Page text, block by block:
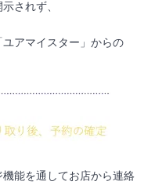
されず、
ユアマイスター」からの
機能を通してお店から連絡